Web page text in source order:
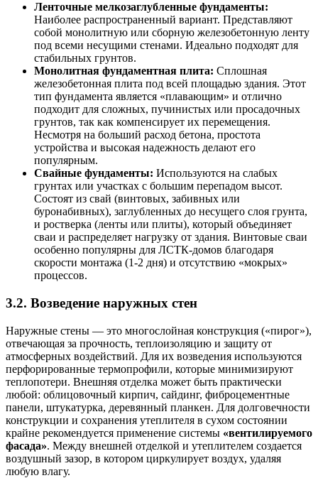
Ленточные мелкозаглубленные фундаменты:
Наиболее распространенный вариант. Представляют
собой монолитную или сборную железобетонную ленту
под всеми несущими стенами. Идеально подходят для
стабильных грунтов.
Монолитная фундаментная плита: Сплошная
железобетонная плита под всей площадью здания. Этот
тип фундамента является «плавающим» и отлично
подходит для сложных, пучинистых или просадочных
грунтов, так как компенсирует их перемещения.
Несмотря на больший расход бетона, простота
устройства и высокая надежность делают его
популярным.
Свайные фундаменты: Используются на слабых
грунтах или участках с большим перепадом высот.
Состоят из свай (винтовых, забивных или
буронабивных), заглубленных до несущего слоя грунта,
и ростверка (ленты или плиты), который объединяет
сваи и распределяет нагрузку от здания. Винтовые сваи
особенно популярны для ЛСТК-домов благодаря
скорости монтажа (1-2 дня) и отсутствию «мокрых»
процессов.
3.2. Возведение наружных стен
Наружные стены — это многослойная конструкция («пирог»),
отвечающая за прочность, теплоизоляцию и защиту от
атмосферных воздействий. Для их возведения используются
перфорированные термопрофили, которые минимизируют
теплопотери. Внешняя отделка может быть практически
любой: облицовочный кирпич, сайдинг, фиброцементные
панели, штукатурка, деревянный планкен. Для долговечности
конструкции и сохранения утеплителя в сухом состоянии
крайне рекомендуется применение системы «вентилируемого
фасада». Между внешней отделкой и утеплителем создается
воздушный зазор, в котором циркулирует воздух, удаляя
любую влагу.